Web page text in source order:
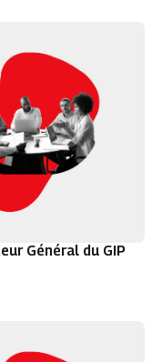
Général du GIP